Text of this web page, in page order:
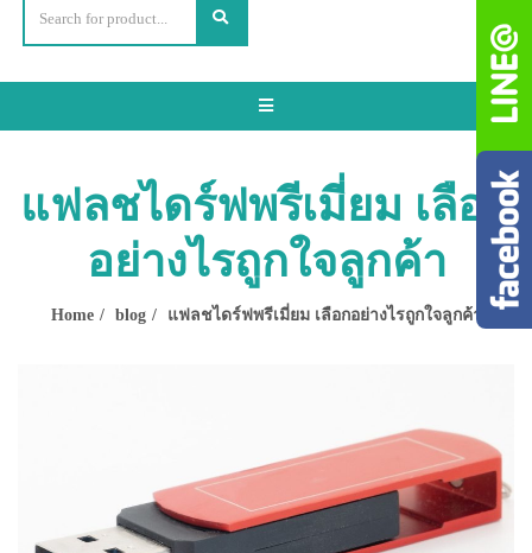
Toggle
แฟลชไดร์ฟพรีเมี่ยม เลือก
อย่างไรถูกใจลูกค้า
Home blog แฟลชไดร์ฟพรีเมี่ยม เลือกอย่างไรถูกใจลูกค้า